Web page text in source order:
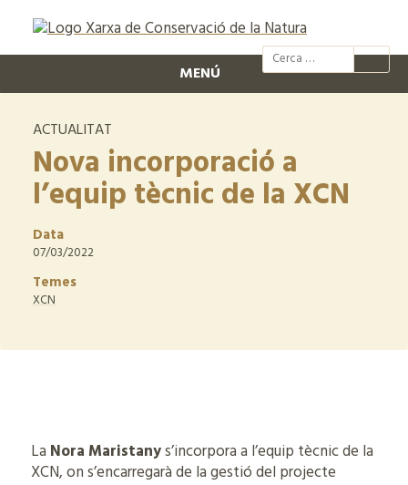
@xcn.cat
MENÚ
ACTUALITAT
Nova incorporació a
l’equip tècnic de la XCN
Data
07/03/2022
Temes
XCN
La Nora Maristanys’incorpora a l’equip tècnic de la
XCN, on s’encarregarà de la gestió del projecte